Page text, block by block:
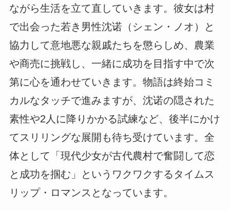
ながら生活を立て直していきます。彼女は村
で出会った若き男性沈诺（シェン・ノオ）と
協力して意地悪な親戚たちを懲らしめ、農業
や商売に挑戦し、一緒に成功を目指す中で次
第に心を通わせていきます。物語は終始コミ
カルなタッチで進みますが、沈诺の隠された
素性や2人に降りかかる試練など、後半にかけ
てスリリングな展開も待ち受けています。全
体として「現代少女が古代農村で奮闘して恋
と成功を掴む」というワクワクするタイムス
リップ・ロマンスとなっています。